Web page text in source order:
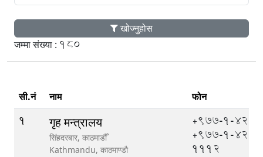
खोज्नुहोस
जम्मा संख्या : 180
सी.नं नाम फोन
1 गृह मन्त्रालय
सिंहदरबार, काठमाडौँ
Kathmandu, काठमाण्डौ
+977-1-
+977-1-
1112